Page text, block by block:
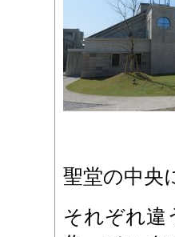
聖堂の中央
それぞれ違